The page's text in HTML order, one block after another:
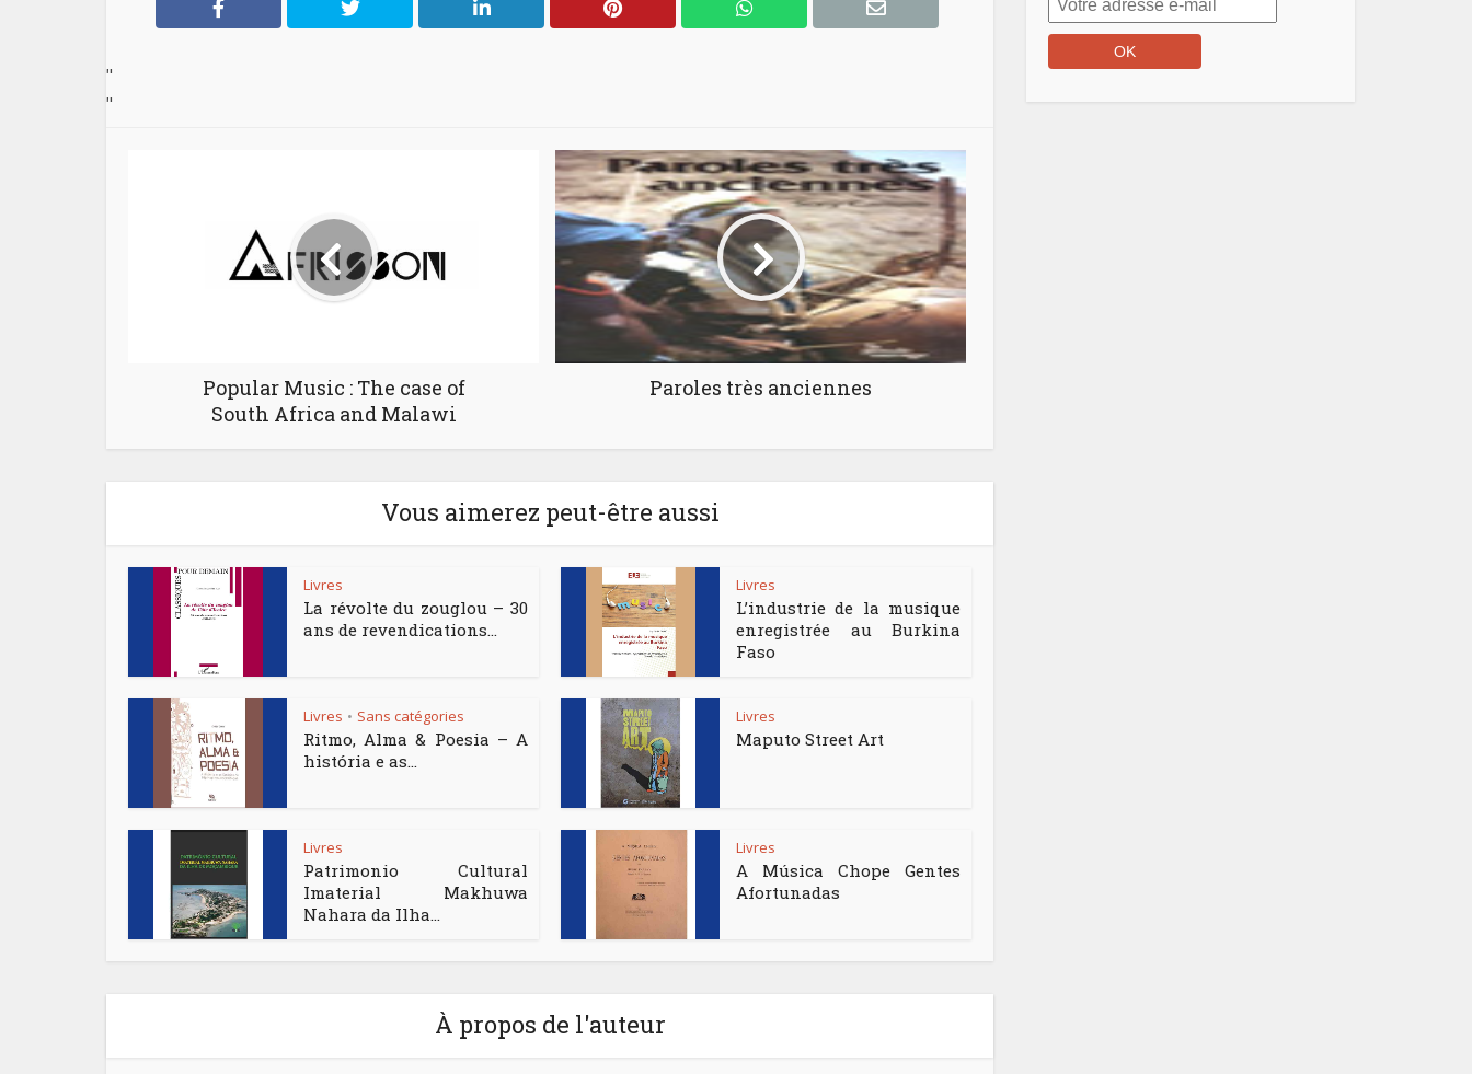
"
"
Popular Music : The case of
South Africa and Malawi
Paroles très anciennes
Vous aimerez peut-être aussi
Livres
La révolte du zouglou – 30
ans de revendications...
Livres
L’industrie de la musique
enregistrée au Burkina
Faso
Livres • Sans catégories
Ritmo, Alma & Poesia – A
história e as...
Livres
Maputo Street Art
Livres
Patrimonio Cultural
Imaterial Makhuwa
Nahara da Ilha...
Livres
A Música Chope Gentes
Afortunadas
À propos de l'auteur